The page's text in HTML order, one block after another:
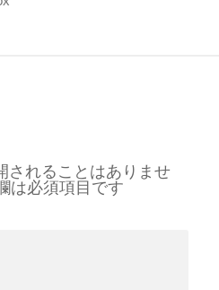
されることはありませ
は必須項目です